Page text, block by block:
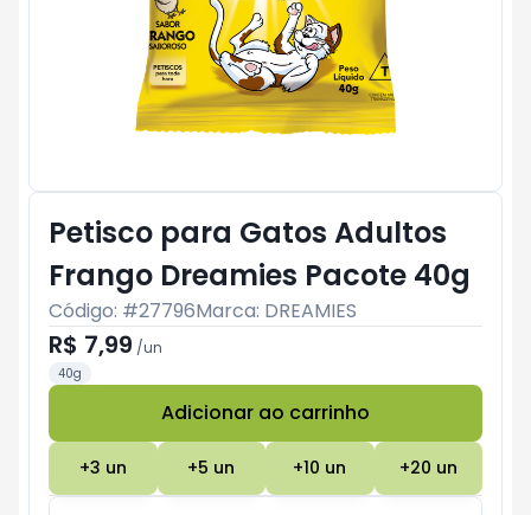
Petisco para Gatos Adultos
Frango Dreamies Pacote 40g
Código: #27796Marca: DREAMIES
R$ 7,99 /un
40g
Adicionar ao carrinho
+3 un +5 un +10 un +20 un